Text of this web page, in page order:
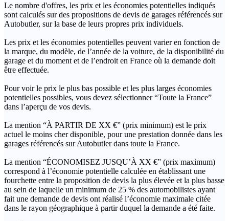
Le nombre d'offres, les prix et les économies potentielles indiqués
sont calculés sur des propositions de devis de garages référencés sur
Autobutler, sur la base de leurs propres prix individuels.
Les prix et les économies potentielles peuvent varier en fonction de
la marque, du modèle, de l’année de la voiture, de la disponibilité du
garage et du moment et de l’endroit en France où la demande doit
être effectuée.
Pour voir le prix le plus bas possible et les plus larges économies
potentielles possibles, vous devez sélectionner “Toute la France”
dans l’aperçu de vos devis.
La mention “À PARTIR DE XX €” (prix minimum) est le prix
actuel le moins cher disponible, pour une prestation donnée dans les
garages référencés sur Autobutler dans toute la France.
La mention “ÉCONOMISEZ JUSQU’À XX €” (prix maximum)
correspond à l’économie potentielle calculée en établissant une
fourchette entre la proposition de devis la plus élevée et la plus basse
au sein de laquelle un minimum de 25 % des automobilistes ayant
fait une demande de devis ont réalisé l’économie maximale citée
dans le rayon géographique à partir duquel la demande a été faite.